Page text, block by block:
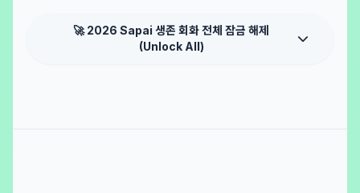
🚀 2026 Sapai 생존 회화 전체 잠금 해제
(Unlock All)